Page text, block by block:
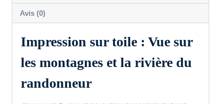
Avis (0)
Impression sur toile : Vue sur
les montagnes et la rivière du
randonneur